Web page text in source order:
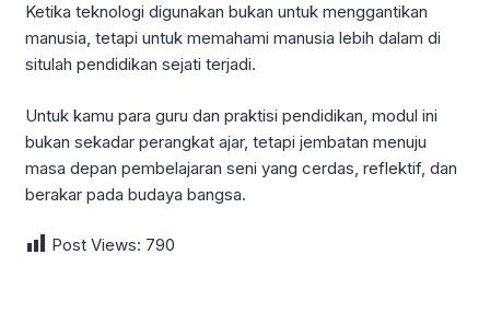
Ketika teknologi digunakan bukan untuk menggantikan
manusia, tetapi untuk memahami manusia lebih dalam di
situlah pendidikan sejati terjadi.
Untuk kamu para guru dan praktisi pendidikan, modul ini
bukan sekadar perangkat ajar, tetapi jembatan menuju
masa depan pembelajaran seni yang cerdas, reflektif, dan
berakar pada budaya bangsa.
Post Views: 790